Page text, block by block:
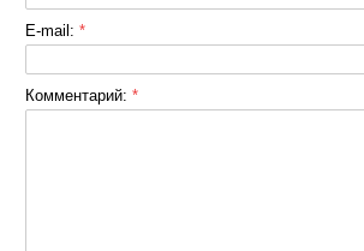
E-mail: *
Комментарий: *